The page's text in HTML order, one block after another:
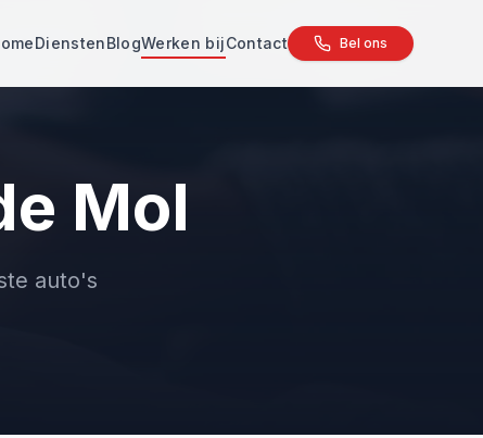
DienstenBlogWerken bijContact Bel ons
Mol
auto's